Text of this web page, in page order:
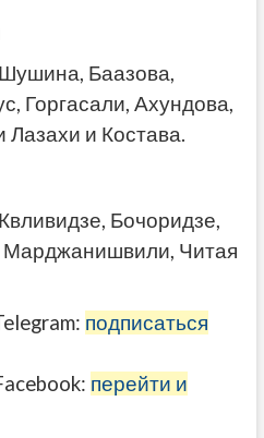
Баазова,
Горгасали, Ахундова,
и Костава.
Бочоридзе,
Марджанишвили, Читая
подписаться
перейти и